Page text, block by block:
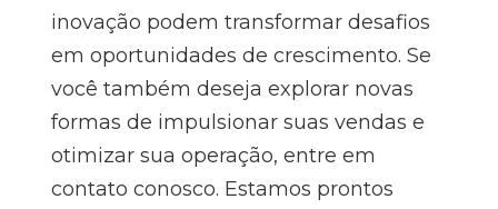
inovação podem transformar desafios
em oportunidades de crescimento. Se
você também deseja explorar novas
formas de impulsionar suas vendas e
otimizar sua operação, entre em
contato conosco. Estamos prontos